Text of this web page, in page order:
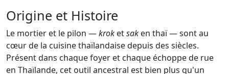
Origine et Histoire
Le mortier et le pilon —krok etsak en thaï — sont au
cœur de la cuisine thaïlandaise depuis des siècles.
Présent dans chaque foyer et chaque échoppe de rue
en Thaïlande, cet outil ancestral est bien plus qu'un